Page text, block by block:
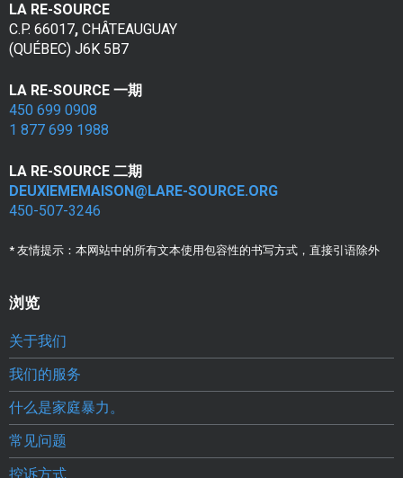
m
m
e
s
v
i
c
t
i
m
e
s
d
e
LA RE-SOURCE
C.P. 66017, CHÂTEAUGUAY
(QUÉBEC) J6K 5B7
LA RE-SOURCE 一期
450 699 0908
1 877 699 1988
LA RE-SOURCE 二期
DEUXIEMEMAISON@LARE-SOURCE.ORG
450-507-3246
* 友情提示：本网站中的所有文本使用包容性的书写方式，直接引语除外
浏览
关于我们
我们的服务
什么是家庭暴力。
常见问题
控诉方式